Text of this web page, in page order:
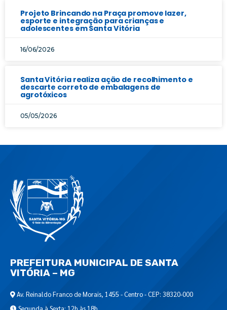
Projeto Brincando na Praça promove lazer,
esporte e integração para crianças e
adolescentes em Santa Vitória
16/06/2026
Santa Vitória realiza ação de recolhimento e
descarte correto de embalagens de
agrotóxicos
05/05/2026
PREFEITURA MUNICIPAL DE SANTA
VITÓRIA – MG
Av. Reinaldo Franco de Morais, 1455 - Centro - CEP: 38320-000